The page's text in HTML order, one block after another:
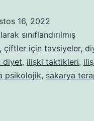
16, 2022
sınıflandırılmış
, çiftler için tavsiyeler,
diyet, ilişki taktikleri,
psikolojik, sakarya